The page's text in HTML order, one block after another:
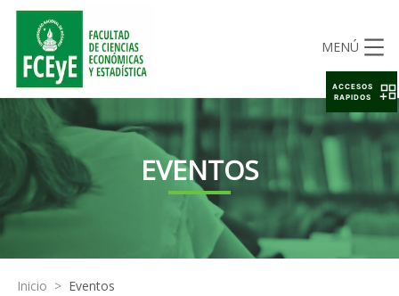
MENÚ
EVENTOS
Inicio > Eventos
ACCESOS
RAPIDOS